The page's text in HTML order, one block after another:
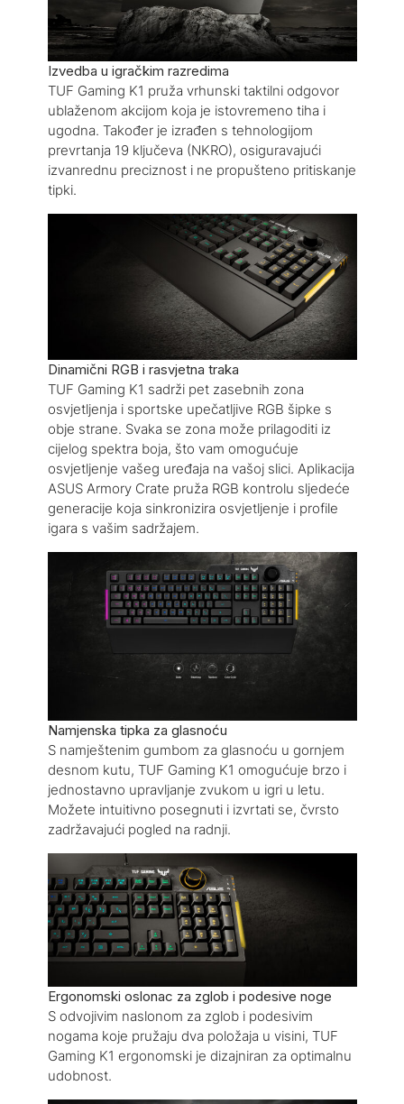
Izvedba u igračkim razredima
TUF Gaming K1 pruža vrhunski taktilni odgovor
ublaženom akcijom koja je istovremeno tiha i
ugodna. Također je izrađen s tehnologijom
prevrtanja 19 ključeva (NKRO), osiguravajući
izvanrednu preciznost i ne propušteno pritiskanje
tipki.
Dinamični RGB i rasvjetna traka
TUF Gaming K1 sadrži pet zasebnih zona
osvjetljenja i sportske upečatljive RGB šipke s
obje strane. Svaka se zona može prilagoditi iz
cijelog spektra boja, što vam omogućuje
osvjetljenje vašeg uređaja na vašoj slici. Aplikacija
ASUS Armory Crate pruža RGB kontrolu sljedeće
generacije koja sinkronizira osvjetljenje i profile
igara s vašim sadržajem.
Namjenska tipka za glasnoću
S namještenim gumbom za glasnoću u gornjem
desnom kutu, TUF Gaming K1 omogućuje brzo i
jednostavno upravljanje zvukom u igri u letu.
Možete intuitivno posegnuti i izvrtati se, čvrsto
zadržavajući pogled na radnji.
Ergonomski oslonac za zglob i podesive noge
S odvojivim naslonom za zglob i podesivim
nogama koje pružaju dva položaja u visini, TUF
Gaming K1 ergonomski je dizajniran za optimalnu
udobnost.